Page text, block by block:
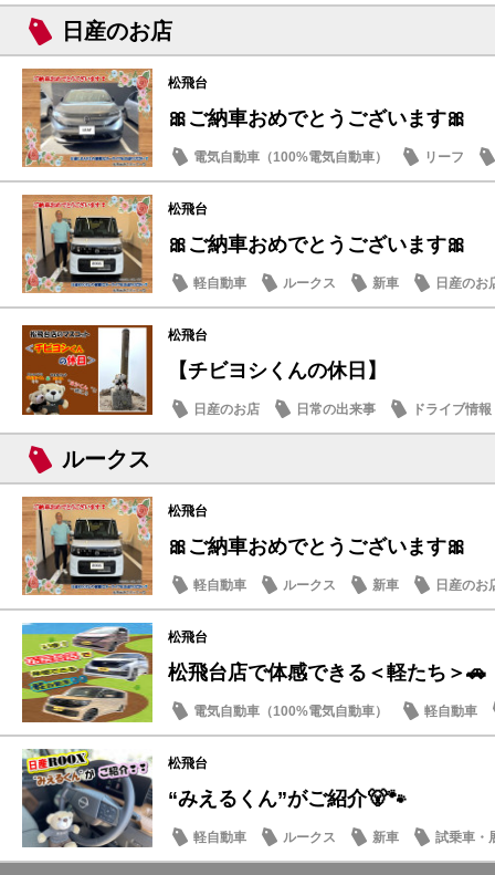
日産のお店
日産のお店
松飛台
🎀ご納車おめでとうございます🎀
電気自動車（100%電気自動車） リーフ
松飛台
🎀ご納車おめでとうございます🎀
軽自動車 ルークス 新車 日産のお
松飛台
【チビヨシくんの休日】
日産のお店 日常の出来事 ドライブ情報
ルークス
松飛台
🎀ご納車おめでとうございます🎀
軽自動車 ルークス 新車 日産のお
松飛台
松飛台店で体感できる＜軽たち＞🚗
電気自動車（100%電気自動車）
軽自動車
サクラ
松飛台
“みえるくん”がご紹介🐻🐾
軽自動車 ルークス 新車 試乗車・